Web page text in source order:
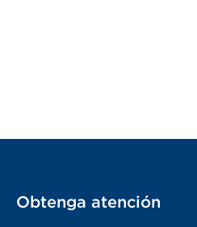
Obtenga atención